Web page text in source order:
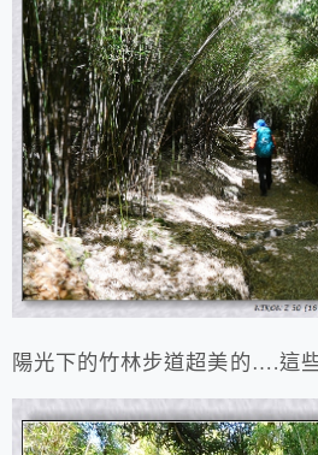
陽光下的竹林步道超美的….這